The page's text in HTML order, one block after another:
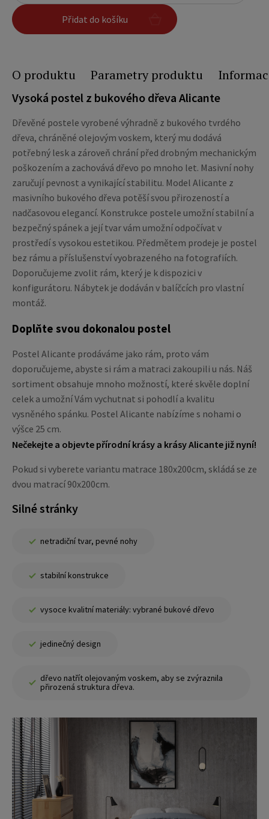
Přidat do košíku
O produktu Parametry produktu
Vysoká postel z bukového dřeva Alicante
Dřevěné postele vyrobené výhradně z bukového tvrdého
dřeva, chráněné olejovým voskem, který mu dodává
potřebný lesk a zároveň chrání před drobným mechanickým
poškozením a zachovává dřevo po mnoho let. Masivní nohy
zaručují pevnost a vynikající stabilitu. Model Alicante z
masivního bukového dřeva potěší svou přirozeností a
nadčasovou elegancí. Konstrukce postele umožní stabilní a
bezpečný spánek a její tvar vám umožní odpočívat v
prostředí s vysokou estetikou. Předmětem prodeje je postel
bez rámu a příslušenství vyobrazeného na fotografiích.
Doporučujeme zvolit rám, který je k dispozici v
konfigurátoru. Nábytek je dodáván v balíčcích pro vlastní
montáž.
Doplňte svou dokonalou postel
Postel Alicante prodáváme jako rám, proto vám
doporučujeme, abyste si rám a matraci zakoupili u nás. Náš
sortiment obsahuje mnoho možností, které skvěle doplní
celek a umožní Vám vychutnat si pohodlí a kvalitu
vysněného spánku. Postel Alicante nabízíme s nohami o
výšce 25 cm.
Nečekejte a objevte přírodní krásy a krásy Alicante již nyní!
Pokud si vyberete variantu matrace 180x200cm, skládá se ze
dvou matrací 90x200cm.
Silné stránky
netradiční tvar, pevné nohy
stabilní konstrukce
vysoce kvalitní materiály: vybrané bukové dřevo
jedinečný design
dřevo natřít olejovaným voskem, aby se zvýraznila
přirozená struktura dřeva.